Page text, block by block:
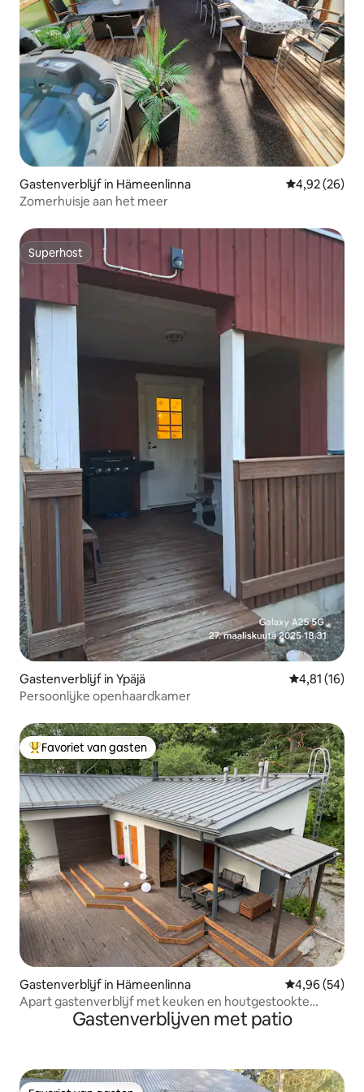
Gastenverblijf in Hämeenlinna Gemiddelde
4,92 (26)
Zomerhuisje aan het meer
Superhost
Superhost
Gastenverblijf in Ypäjä Gemiddelde
4,81 (16)
Persoonlijke openhaardkamer
Topfavoriet van gasten
Favoriet van gasten
Gastenverblijf in Hämeenlinna Gemiddelde
4,96 (54)
Apart gastenverblijf met keuken en houtgestookte
Gastenverblijven met patio